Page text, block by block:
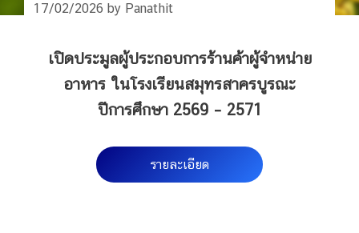
17/02/2026 by Panathit
เปิดประมูลผู้ประกอบการร้านค้าผู้จำหน่าย
อาหาร ในโรงเรียนสมุทรสาครบูรณะ
ปีการศึกษา 2569 – 2571
รายละเอียด